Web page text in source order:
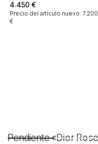
4.450 €
Precio del artículo nuevo: 7.200
€